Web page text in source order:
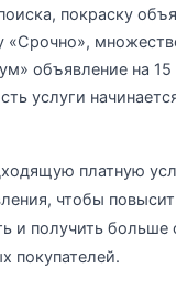
покраску
«Срочно»,
объявление на 15
услуги
платную
чтобы
и получить больше
покупателей.